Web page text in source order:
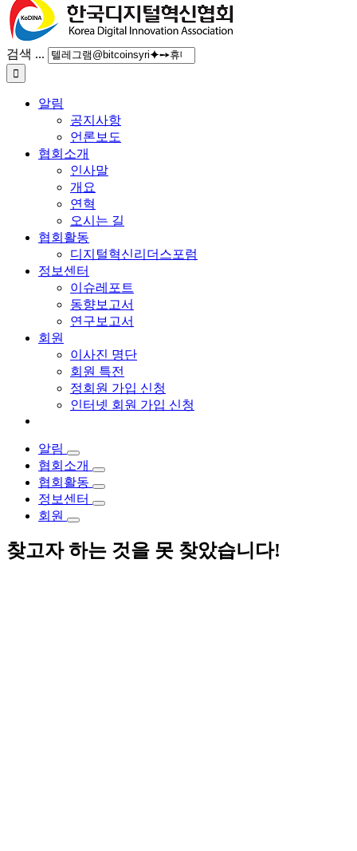
검색 ...
알림
공지사항
언론보도
협회소개
인사말
개요
연혁
오시는 길
협회활동
디지털혁신리더스포럼
정보센터
이슈레포트
동향보고서
연구보고서
회원
이사진 명단
회원 특전
정회원 가입 신청
인터넷 회원 가입 신청
알림
협회소개
협회활동
정보센터
회원
찾고자 하는 것을 못 찾았습니다!